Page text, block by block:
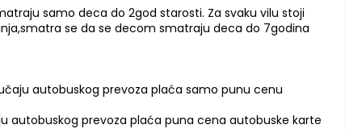
samo deca do 2god starosti. Za svaku vilu stoji
se da se decom smatraju deca do 7godina
autobuskog prevoza plaća samo punu cenu
autobuskog prevoza plaća puna cena autobuske karte